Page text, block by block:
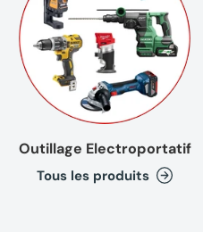
Outillage Electroportatif
Tous les produits